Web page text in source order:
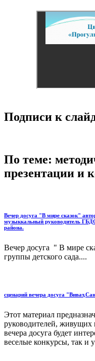
Подписи к
По теме:
презентации и
Вечер досуга "В мире сказок"
музыккальный руководитель
района.
Вечер досуга " В мире
группы детского сада....
сценарий вечера досуга
Этот материал
руководителей, живущих
вечера досуга будет
веселые конкурсы, так и